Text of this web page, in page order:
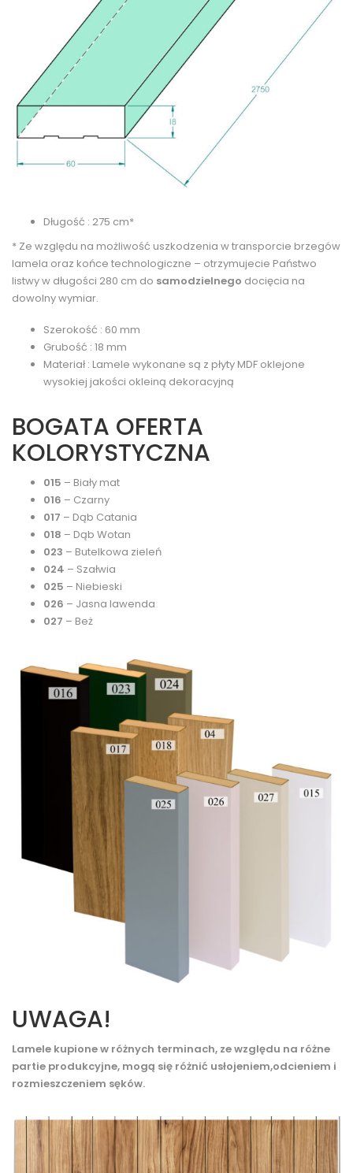
Długość : 275 cm*
* Ze względu na możliwość uszkodzenia w transporcie brzegów
lamela oraz końce technologiczne – otrzymujecie Państwo
listwy w długości 280 cm do samodzielnego docięcia na
dowolny wymiar.
Szerokość : 60 mm
Grubość : 18 mm
Materiał : Lamele wykonane są z płyty MDF oklejone
wysokiej jakości okleiną dekoracyjną
BOGATA OFERTA
KOLORYSTYCZNA
015 – Biały mat
016 – Czarny
017 – Dąb Catania
018 – Dąb Wotan
023 – Butelkowa zieleń
024 – Szałwia
025 – Niebieski
026 – Jasna lawenda
027 – Beż
UWAGA!
Lamele kupione w różnych terminach, ze względu na różne
partie produkcyjne, mogą się różnić usłojeniem,odcieniem i
rozmieszczeniem sęków.